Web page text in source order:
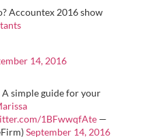
Accountex 2016 show
14, 2016
A simple guide for your
1BFwwqfAte —
September 14, 2016